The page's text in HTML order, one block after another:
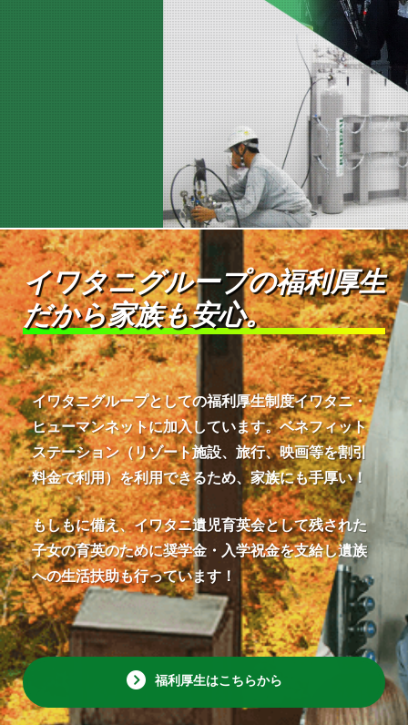
イワタニグループの福利厚生
だから家族も安心。
イワタニグループとしての福利厚生制度イワタニ・
ヒューマンネットに加入しています。ベネフィット
ステーション（リゾート施設、旅行、映画等を割引
料金で利用）を利用できるため、家族にも手厚い！
もしもに備え、イワタニ遺児育英会として残された
子女の育英のために奨学金・入学祝金を支給し遺族
への生活扶助も行っています！
福利厚生はこちらから